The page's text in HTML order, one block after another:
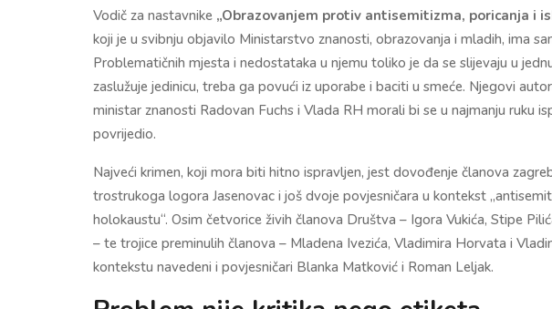
Vodič za nastavnike „Obrazovanjem protiv antisemitizma, poricanja i
koji je u svibnju objavilo Ministarstvo znanosti, obrazovanja i mladih, ima
Problematičnih mjesta i nedostataka u njemu toliko je da se slijevaju u
zaslužuje jedinicu, treba ga povući iz uporabe i baciti u smeće. Njegovi
ministar znanosti Radovan Fuchs i Vlada RH morali bi se u najmanju ruku
povrijedio.
Najveći krimen, koji mora biti hitno ispravljen, jest dovođenje članova
trostrukoga logora Jasenovac i još dvoje povjesničara u kontekst
holokaustu“. Osim četvorice živih članova Društva – Igora Vukića, Stipe
– te trojice preminulih članova – Mladena Ivezića, Vladimira Horvata i
kontekstu navedeni i povjesničari Blanka Matković i Roman Leljak.